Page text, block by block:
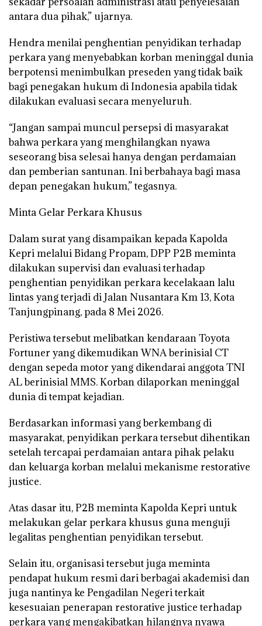
antara dua pihak,” ujarnya.
Hendra menilai penghentian penyidikan terhadap
perkara yang menyebabkan korban meninggal dunia
berpotensi menimbulkan preseden yang tidak baik
bagi penegakan hukum di Indonesia apabila tidak
dilakukan evaluasi secara menyeluruh.
“Jangan sampai muncul persepsi di masyarakat
bahwa perkara yang menghilangkan nyawa
seseorang bisa selesai hanya dengan perdamaian
dan pemberian santunan. Ini berbahaya bagi masa
depan penegakan hukum,” tegasnya.
Minta Gelar Perkara Khusus
Dalam surat yang disampaikan kepada Kapolda
Kepri melalui Bidang Propam, DPP P2B meminta
dilakukan supervisi dan evaluasi terhadap
penghentian penyidikan perkara kecelakaan lalu
lintas yang terjadi di Jalan Nusantara Km 13, Kota
Tanjungpinang, pada 8 Mei 2026.
Peristiwa tersebut melibatkan kendaraan Toyota
Fortuner yang dikemudikan WNA berinisial CT
dengan sepeda motor yang dikendarai anggota TNI
AL berinisial MMS. Korban dilaporkan meninggal
dunia di tempat kejadian.
Berdasarkan informasi yang berkembang di
masyarakat, penyidikan perkara tersebut dihentikan
setelah tercapai perdamaian antara pihak pelaku
dan keluarga korban melalui mekanisme restorative
justice.
Atas dasar itu, P2B meminta Kapolda Kepri untuk
melakukan gelar perkara khusus guna menguji
legalitas penghentian penyidikan tersebut.
Selain itu, organisasi tersebut juga meminta
pendapat hukum resmi dari berbagai akademisi dan
juga nantinya ke Pengadilan Negeri terkait
kesesuaian penerapan restorative justice terhadap
perkara yang mengakibatkan hilangnya nyawa